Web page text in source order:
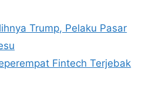
Trump, Pelaku Pasar
Fintech Terjebak